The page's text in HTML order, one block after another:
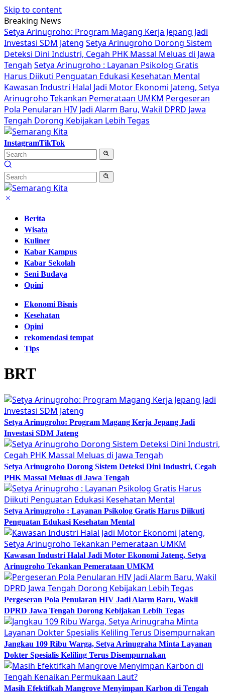
Skip to content
Breaking News
Setya Arinugroho: Program Magang Kerja Jepang Jadi
Investasi SDM Jateng Setya Arinugroho Dorong Sistem
Deteksi Dini Industri, Cegah PHK Massal Meluas di Jawa
Tengah Setya Arinugroho : Layanan Psikolog Gratis
Harus Diikuti Penguatan Edukasi Kesehatan Mental
Kawasan Industri Halal Jadi Motor Ekonomi Jateng, Setya
Arinugroho Tekankan Pemerataan UMKM Pergeseran
Pola Penularan HIV Jadi Alarm Baru, Wakil DPRD Jawa
Tengah Dorong Kebijakan Lebih Tegas
InstagramTikTok
Berita
Wisata
Kuliner
Kabar Kampus
Kabar Sekolah
Seni Budaya
Opini
Ekonomi Bisnis
Kesehatan
Opini
rekomendasi tempat
Tips
BRT
Setya Arinugroho: Program Magang Kerja Jepang Jadi
Investasi SDM Jateng
Setya Arinugroho Dorong Sistem Deteksi Dini Industri, Cegah
PHK Massal Meluas di Jawa Tengah
Setya Arinugroho : Layanan Psikolog Gratis Harus Diikuti
Penguatan Edukasi Kesehatan Mental
Kawasan Industri Halal Jadi Motor Ekonomi Jateng, Setya
Arinugroho Tekankan Pemerataan UMKM
Pergeseran Pola Penularan HIV Jadi Alarm Baru, Wakil
DPRD Jawa Tengah Dorong Kebijakan Lebih Tegas
Jangkau 109 Ribu Warga, Setya Arinugraha Minta Layanan
Dokter Spesialis Keliling Terus Disempurnakan
Masih Efektifkah Mangrove Menyimpan Karbon di Tengah